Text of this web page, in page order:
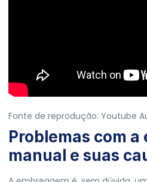
Fonte de reprodução: Youtube
Problemas com a
manual e suas